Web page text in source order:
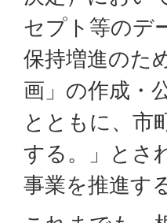
セプト等のデ
保持増進のた
画」の作成・
とともに、市
する。」とさ
事業を推進す